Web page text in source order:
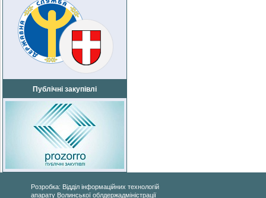
Публічні закупівлі
Розробка: Відділ інформаційних технологій
апарату Волинської облдержадміністрації